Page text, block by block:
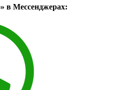
в Мессенджерах: